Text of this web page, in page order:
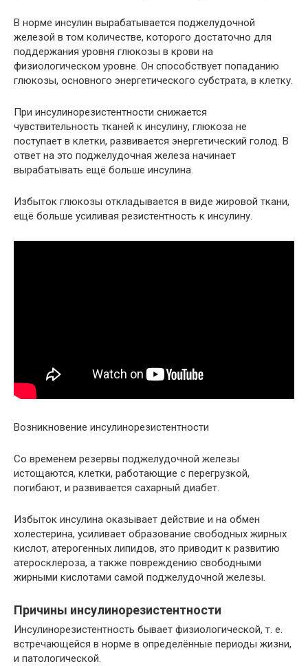
В норме инсулин вырабатывается поджелудочной
железой в том количестве, которого достаточно для
поддержания уровня глюкозы в крови на
физиологическом уровне. Он способствует попаданию
глюкозы, основного энергетического субстрата, в клетку.
При инсулинорезистентности снижается
чувствительность тканей к инсулину, глюкоза не
поступает в клетки, развивается энергетический голод. В
ответ на это поджелудочная железа начинает
вырабатывать ещё больше инсулина.
Избыток глюкозы откладывается в виде жировой ткани,
ещё больше усиливая резистентность к инсулину.
Возникновение инсулинорезистентности
Со временем резервы поджелудочной железы
истощаются, клетки, работающие с перегрузкой,
погибают, и развивается сахарный диабет.
Избыток инсулина оказывает действие и на обмен
холестерина, усиливает образование свободных жирных
кислот, атерогенных липидов, это приводит к развитию
атеросклероза, а также повреждению свободными
жирными кислотами самой поджелудочной железы.
Причины инсулинорезистентности
Инсулинорезистентность бывает физиологической, т. е.
встречающейся в норме в определённые периоды жизни,
и патологической.